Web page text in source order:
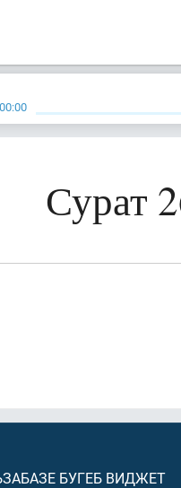
00:00
Сурат
БУГЕБ ВИДЖЕТ